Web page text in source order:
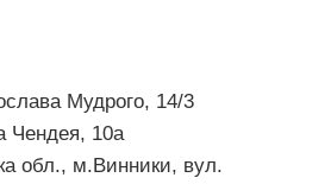
Мудрого, 14/3
Чендея, 10а
обл., м.Винники, вул.